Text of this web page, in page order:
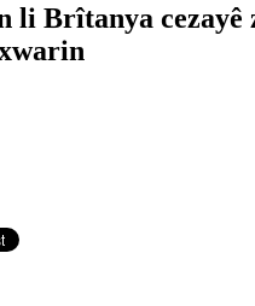
li Brîtanya cezayê